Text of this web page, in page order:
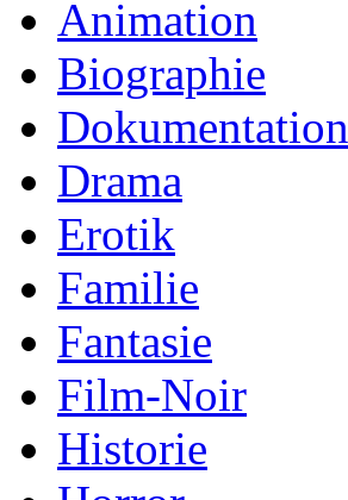
Animation
Biographie
Dokumentation
Drama
Erotik
Familie
Fantasie
Film-Noir
Historie